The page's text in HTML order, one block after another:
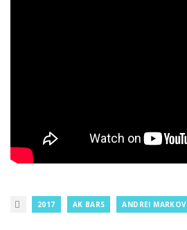
2017 AK BARS ANDREI MARKOV